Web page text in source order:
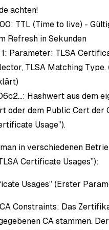
achten!
TTL (Time to live) -
Refresh in Sekunden
1: Parameter: TLSA
TLSA Matching Type.
Hashwert aus dem
oder dem Public Cert der
Usage”).
in verschiedenen
Certificate Usages”):
Usages” (Erster
Constraints: Das
CA stammen.